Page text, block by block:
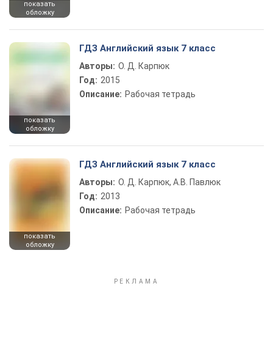
показать
обложку
показать
обложку
ГДЗ Английский язык 7 класс
Авторы: О. Д. Карпюк
Год: 2015
Описание: Рабочая тетрадь
показать
обложку
ГДЗ Английский язык 7 класс
Авторы: О. Д. Карпюк, А.В. Павлюк
Год: 2013
Описание: Рабочая тетрадь